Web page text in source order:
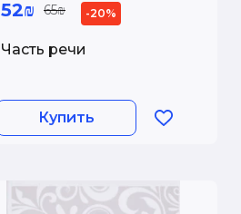
Часть речи
52₪ 65₪ -20%
Купить